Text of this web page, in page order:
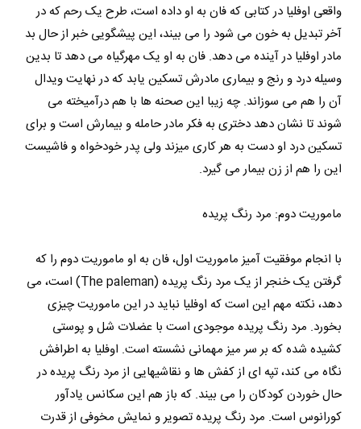
واقعی اوفلیا در کتابی که فان به او داده است، طرح یک رحم که در
آخر تبدیل به خون می شود را می بیند، این پیشگویی خبر از حال بد
مادر اوفلیا در آینده می دهد. فان به او یک مهرگیاه می دهد تا بدین
وسیله درد و رنج و بیماری مادرش تسکین یابد که در نهایت ویدال
آن را هم می سوزاند. چه زیبا این صحنه ها با هم درآمیخته می
شوند تا نشان دهد دختری به فکر مادر حامله و بیمارش است و برای
تسکین درد او دست به هر کاری میزند ولی پدر خودخواه و فاشیست
این را هم از زن بیمار می گیرد.
ماموریت دوم: مرد رنگ پریده
با انجام موفقیت آمیز ماموریت اول، فان به او ماموریت دوم را که
گرفتن یک خنجر از یک مرد رنگ پریده (The paleman) است، می
دهد، نکته مهم این است که اوفلیا نباید در این ماموریت چیزی
بخورد. مرد رنگ پریده موجودی است با عضلات شل و پوستی
کشیده شده که بر سر میز مهمانی نشسته است. اوفلیا به اطرافش
نگاه می کند، تپه ای از کفش ها و نقاشیهایی از مرد رنگ پریده در
حال خوردن کودکان را می بیند. که باز هم این سکانس یادآور
کورانوس است. مرد رنگ پریده تصویر و نمایش مخوفی از قدرت